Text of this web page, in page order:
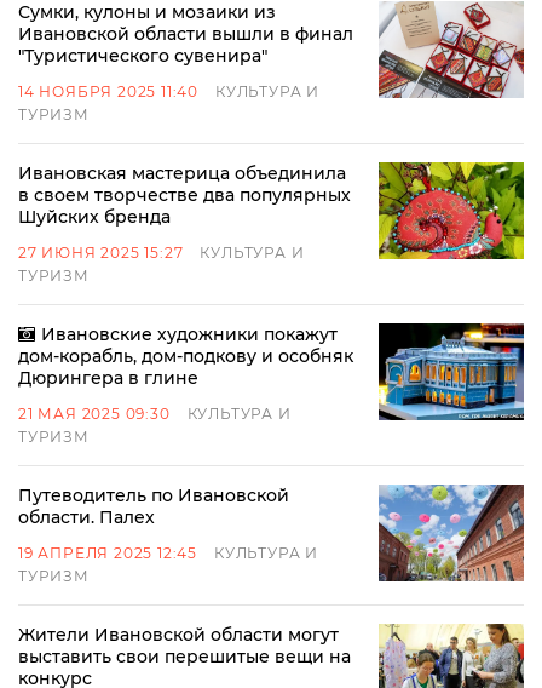
Сумки, кулоны и мозаики из
Ивановской области вышли в финал
"Туристического сувенира"
14 НОЯБРЯ 2025 11:40
КУЛЬТУРА И
ТУРИЗМ
Ивановская мастерица объединила
в своем творчестве два популярных
Шуйских бренда
27 ИЮНЯ 2025 15:27
КУЛЬТУРА И
ТУРИЗМ
Ивановские художники покажут
дом-корабль, дом-подкову и особняк
Дюрингера в глине
21 МАЯ 2025 09:30
КУЛЬТУРА И
ТУРИЗМ
Путеводитель по Ивановской
области. Палех
19 АПРЕЛЯ 2025 12:45
КУЛЬТУРА И
ТУРИЗМ
Жители Ивановской области могут
выставить свои перешитые вещи на
конкурс